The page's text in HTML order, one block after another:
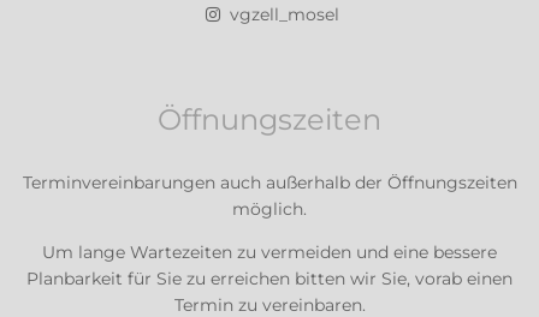
vgzell_mosel
Öffnungszeiten
Terminvereinbarungen auch außerhalb der Öffnungszeiten
möglich.
Um lange Wartezeiten zu vermeiden und eine bessere
Planbarkeit für Sie zu erreichen bitten wir Sie, vorab einen
Termin zu vereinbaren.